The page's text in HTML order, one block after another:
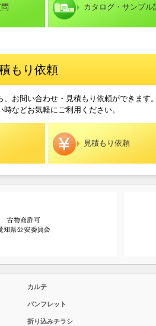
カタログ・サンプル
もり依頼
、お問い合わせ・見積もり依頼ができます
などお気軽にご利用ください。
見積もり依頼
カルテ
パンフレット
折り込みチラシ